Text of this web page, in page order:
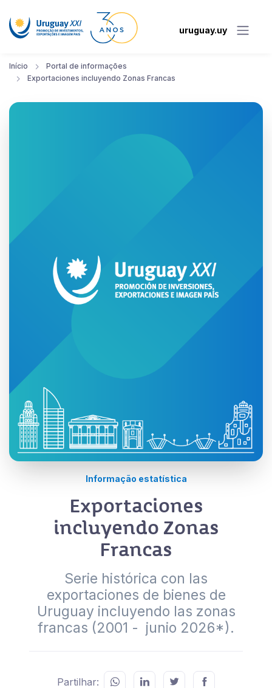
uruguay.uy
Início
Portal de informações
Exportaciones incluyendo Zonas Francas
Informação estatística
Exportaciones
incluyendo Zonas
Francas
Serie histórica con las
exportaciones de bienes de
Uruguay incluyendo las zonas
francas (2001 - junio 2026*).
Partilhar: